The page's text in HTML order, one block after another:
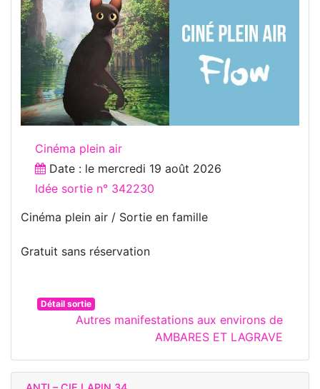
Cinéma plein air
Date : le mercredi 19 août 2026
Idée sortie n° 342230
Cinéma plein air / Sortie en famille
Gratuit sans réservation
Détail sortie
Autres manifestations aux environs de
AMBARES ET LAGRAVE